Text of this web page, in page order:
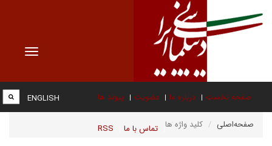
Toggle
صفحه نخست درباره ما عضویت پیوند ها
تماس با ما RSS
ENGLISH
صفحه‌اصلی کلید واژه ها